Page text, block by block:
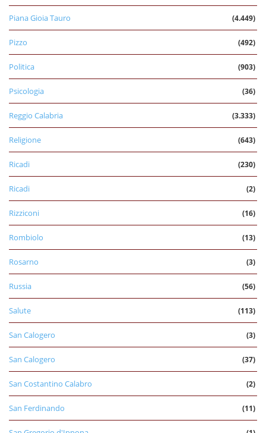
Piana Gioia Tauro (4.449)
Pizzo (492)
Politica (903)
Psicologia (36)
Reggio Calabria (3.333)
Religione (643)
Ricadi (230)
Ricadi (2)
Rizziconi (16)
Rombiolo (13)
Rosarno (3)
Russia (56)
Salute (113)
San Calogero (3)
San Calogero (37)
San Costantino Calabro (2)
San Ferdinando (11)